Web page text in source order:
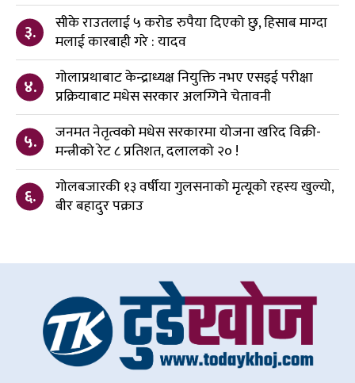
३.
सीके राउतलाई ५ करोड रुपैया दिएको छु, हिसाब माग्दा
मलाई कारबाही गरे : यादव
४.
गोलाप्रथाबाट केन्द्राध्यक्ष नियुक्ति नभए एसइई परीक्षा
प्रक्रियाबाट मधेस सरकार अलग्गिने चेतावनी
५.
जनमत नेतृत्वको मधेस सरकारमा योजना खरिद विक्री-
मन्त्रीको रेट ८ प्रतिशत, दलालको २० !
६.
गोलबजारकी १३ वर्षीया गुलसनाको मृत्यूको रहस्य खुल्यो,
बीर बहादुर पक्राउ